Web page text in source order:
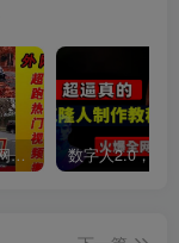
外面收费398元外网超跑豪车汽车视频搬运至快手抖音上热门项目